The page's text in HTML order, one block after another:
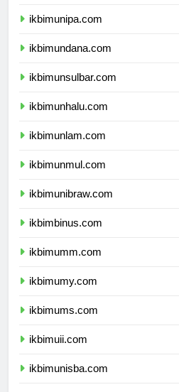
ikbimunipa.com
ikbimundana.com
ikbimunsulbar.com
ikbimunhalu.com
ikbimunlam.com
ikbimunmul.com
ikbimunibraw.com
ikbimbinus.com
ikbimumm.com
ikbimumy.com
ikbimums.com
ikbimuii.com
ikbimunisba.com